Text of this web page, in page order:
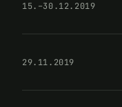
15.–30.12.2019
29.11.2019